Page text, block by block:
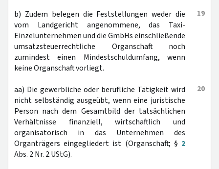
19
b) Zudem belegen die Feststellungen weder die
vom Landgericht angenommene, das Taxi-
Einzelunternehmen und die GmbHs einschließende
umsatzsteuerrechtliche Organschaft noch
zumindest einen Mindestschuldumfang, wenn
keine Organschaft vorliegt.
20
aa) Die gewerbliche oder berufliche Tätigkeit wird
nicht selbständig ausgeübt, wenn eine juristische
Person nach dem Gesamtbild der tatsächlichen
Verhältnisse finanziell, wirtschaftlich und
organisatorisch in das Unternehmen des
Organträgers eingegliedert ist (Organschaft; § 2
Abs. 2 Nr. 2 UStG).